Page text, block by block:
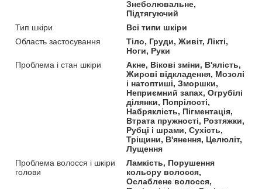
Знеболювальне,
Підтягуючий
Тип шкіри
Всі типи шкіри
Область застосування
Тіло, Груди, Живіт, Лікті,
Ноги, Руки
Проблема і стан шкіри
Акне, Вікові зміни, В'ялість,
Жирові відкладення, Мозолі
і натоптиші, Зморшки,
Неприємний запах, Огрубілі
ділянки, Попрілості,
Набряклість, Пігментація,
Втрата пружності, Розтяжки,
Рубці і шрами, Сухість,
Тріщини, В'янення, Целюліт,
Лущення
Проблема волосся і шкіри
голови
Ламкість, Порушення
кольору волосся,
Ослаблене волосся,